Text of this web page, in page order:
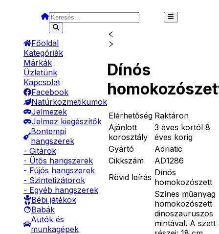
Főoldal
Kategóriák
Márkák
Üzletünk
Kapcsolat
Facebook
Natúrkozmetikumok
Jelmezek
Jelmez kiegészítők
Bontempi
hangszerek
- Gitárok
- Ütős hangszerek
- Fújós hangszerek
- Szintetizátorok
- Egyéb hangszerek
Bébi játékok
Babák
Autók és
munkagépek
Dínós
Elérhetőség Raktáron
Ajánlott
korosztály
3 éves kortól 8
éves korig
Gyártó
Adriatic
Cikkszám
AD1286
Rövid leírás Dínós
homokozószett
Színes műanyag
homokozószett
dinoszauruszos
mintával. A szett